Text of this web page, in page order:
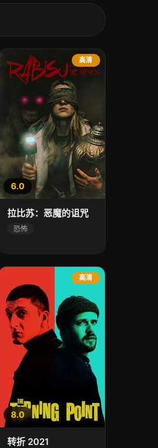
高清
6.0
拉比苏：恶魔的诅咒
恐怖
高清
8.0
转折 2021